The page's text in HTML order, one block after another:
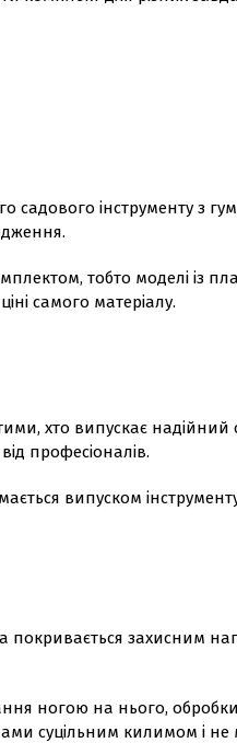
садового інструменту з
тобто моделі із
самого матеріалу.
хто випускає надійний
професіоналів.
випуском
покривається захисним
ногою на нього,
суцільним килимом і